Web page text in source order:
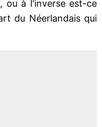
ou à l'inverse est-ce
du Néerlandais qui